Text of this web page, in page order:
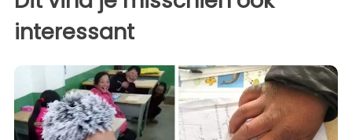
interessant